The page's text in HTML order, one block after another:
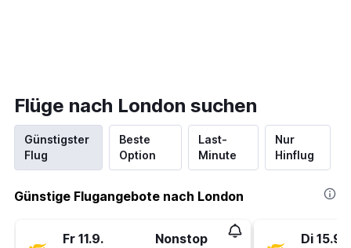
Flüge nach London suchen
Günstigster
Flug
Beste
Option
Last-
Minute
Nur
Hinflug
Günstige Flugangebote nach London
Fr 11.9. Nonstop Di 15.9.